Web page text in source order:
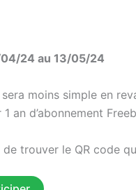
24 au 13/05/24
moins simple en
1 an d’abonnement
de trouver le QR code